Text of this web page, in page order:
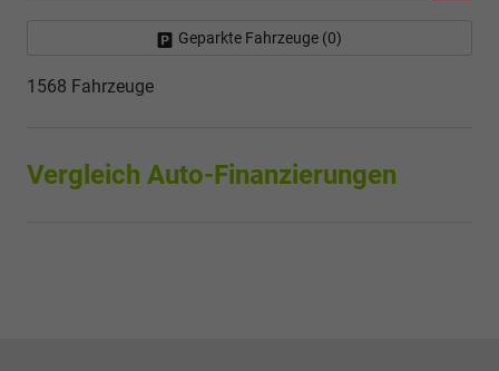
Geparkte Fahrzeuge (0)
1568 Fahrzeuge
Vergleich Auto-Finanzierungen